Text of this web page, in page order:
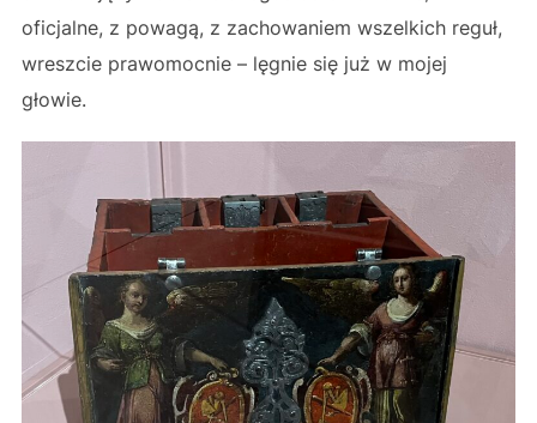
oficjalne, z powagą, z zachowaniem wszelkich reguł,
wreszcie prawomocnie – lęgnie się już w mojej
głowie.